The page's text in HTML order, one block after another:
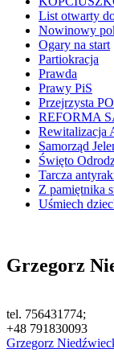
List otwarty
Nowinowy
Ogary na start
Partiokracja
Prawda
Prawy PiS
Przejrzysta PO
REFORMA
Rewitalizacja
Samorząd
Święto
Tarcza
Z pamiętnika
Uśmiech
Grzegorz
tel. 756431774;
+48 791830093
Grzegorz